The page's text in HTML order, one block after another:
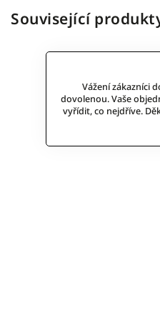
Vážení zákazníci
dovolenou. Vaše
vyřídit, co nejdříve.
Související